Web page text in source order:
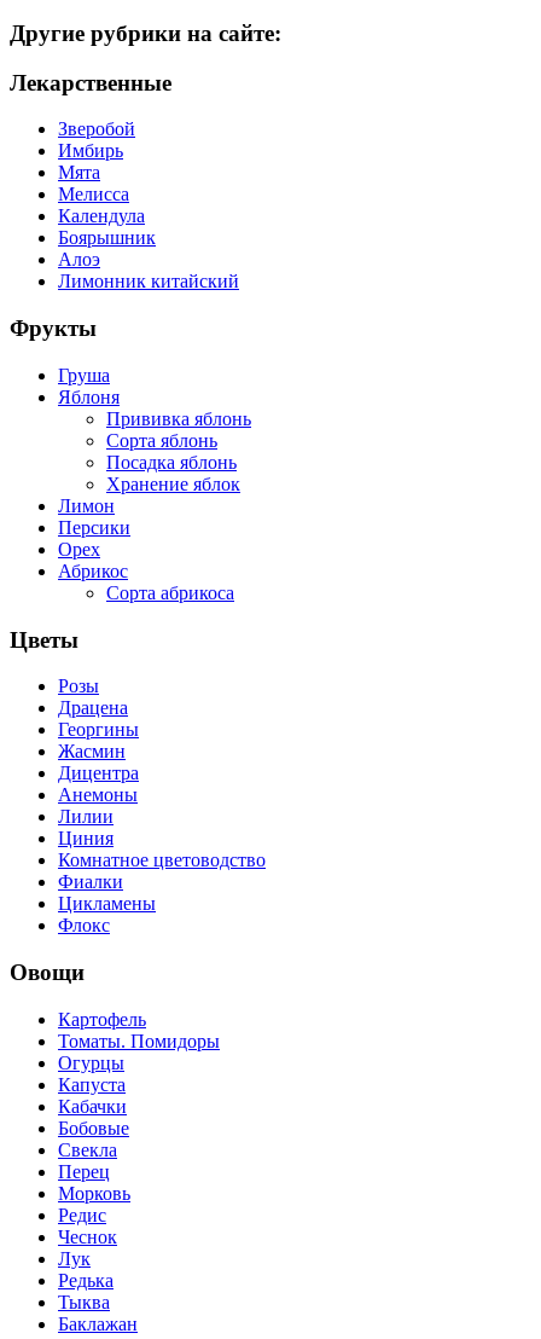
Другие рубрики на сайте:
Лекарственные
Зверобой
Имбирь
Мята
Мелисса
Календула
Боярышник
Алоэ
Лимонник китайский
Фрукты
Груша
Яблоня
Прививка яблонь
Сорта яблонь
Посадка яблонь
Хранение яблок
Лимон
Персики
Орех
Абрикос
Сорта абрикоса
Цветы
Розы
Драцена
Георгины
Жасмин
Дицентра
Анемоны
Лилии
Циния
Комнатное цветоводство
Фиалки
Цикламены
Флокс
Овощи
Картофель
Томаты. Помидоры
Огурцы
Капуста
Кабачки
Бобовые
Свекла
Перец
Морковь
Редис
Чеснок
Лук
Редька
Тыква
Баклажан